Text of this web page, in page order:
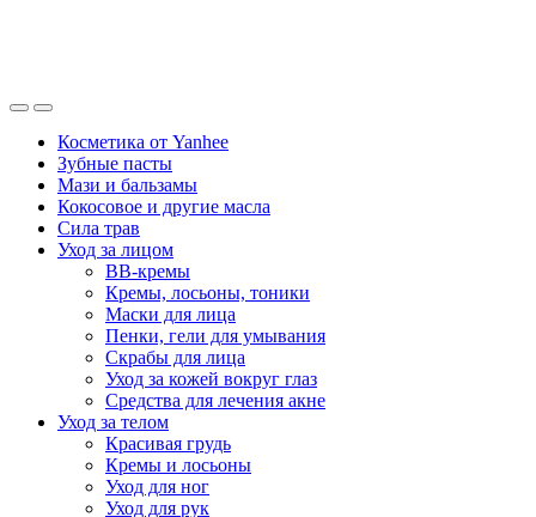
Косметика от Yanhee
Зубные пасты
Мази и бальзамы
Кокосовое и другие масла
Сила трав
Уход за лицом
BB-кремы
Кремы, лосьоны, тоники
Маски для лица
Пенки, гели для умывания
Скрабы для лица
Уход за кожей вокруг глаз
Средства для лечения акне
Уход за телом
Красивая грудь
Кремы и лосьоны
Уход для ног
Уход для рук